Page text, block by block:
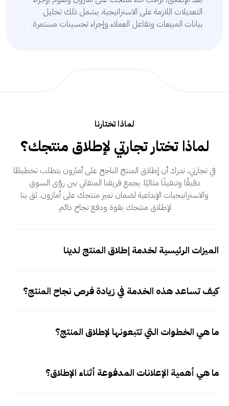
التعديلات اللازمة على الاستراتيجية. يشمل ذلك تحليل
بيانات المبيعات وتفاعل العملاء وإجراء تحسينات مستمرة.
لماذا تختارنا
لماذا تختار تجارتي لإطلاق منتجك؟
في تجارتي، ندرك أن إطلاق المنتج الناجح على أمازون يتطلب تخطيطًا
دقيقًا وتنفيذًا مثاليًا. يجمع فريقنا المتفاني بين رؤى السوق
والاستراتيجيات الإبداعية لضمان تميز منتجك على أمازون. ثق بنا
لإطلاق منتجك بقوة ودفع نجاح دائم.
الميزات الرئيسية لخدمة إطلاق المنتج لدينا
كيف تساعد هذه الخدمة في زيادة فرص نجاح المنتج؟
ما هي الخطوات التي تتبعونها لإطلاق المنتج؟
ما هي أهمية الإعلانات المدفوعة أثناء الإطلاق؟